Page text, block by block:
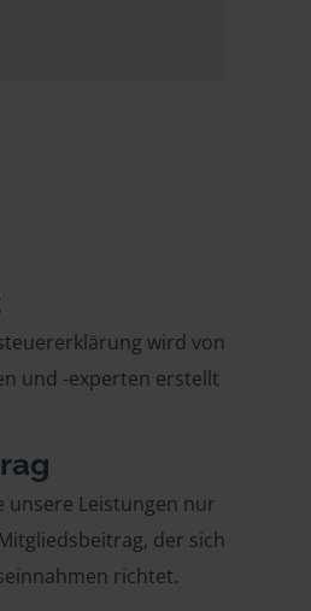
wird von
und -experten erstellt
unsere Leistungen nur
der sich
richtet.